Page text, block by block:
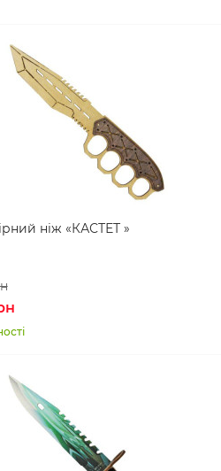
ніж «КАСТЕТ »